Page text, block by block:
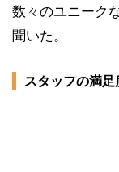
数々のユニーク
聞いた。
スタッフの満